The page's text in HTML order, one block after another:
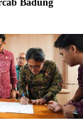
Badung